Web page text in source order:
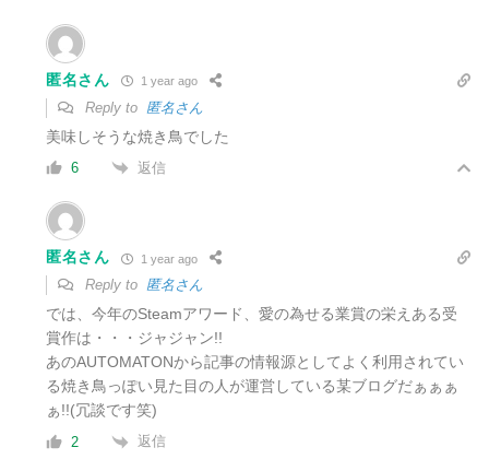
匿名さん 1 year ago
Reply to 匿名さん
美味しそうな焼き鳥でした
6 返信
匿名さん 1 year ago
Reply to 匿名さん
では、今年のSteamアワード、愛の為せる業賞の栄えある受
賞作は・・・ジャジャン!!
あのAUTOMATONから記事の情報源としてよく利用されてい
る焼き鳥っぽい見た目の人が運営している某ブログだぁぁぁ
ぁ!!(冗談です笑)
2 返信